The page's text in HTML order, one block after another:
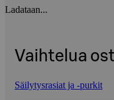
Ladataan...
Vaihtelua
Säilytysrasiat ja -purkit